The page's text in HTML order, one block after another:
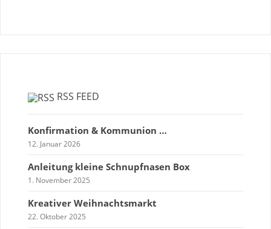
RSS FEED
Konfirmation & Kommunion …
12. Januar 2026
Anleitung kleine Schnupfnasen Box
1. November 2025
Kreativer Weihnachtsmarkt
22. Oktober 2025